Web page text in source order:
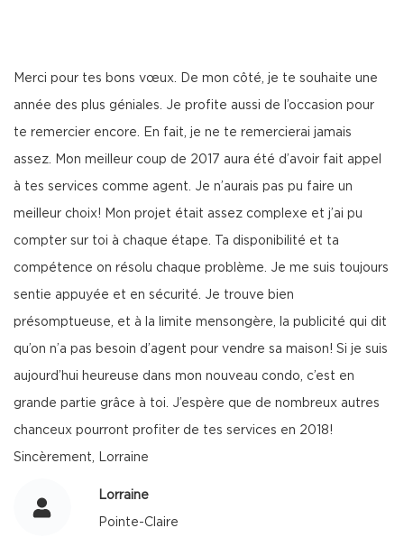
Merci pour tes bons vœux. De mon côté, je te souhaite une
année des plus géniales. Je profite aussi de l’occasion pour
te remercier encore. En fait, je ne te remercierai jamais
assez. Mon meilleur coup de 2017 aura été d’avoir fait appel
à tes services comme agent. Je n’aurais pas pu faire un
meilleur choix! Mon projet était assez complexe et j’ai pu
compter sur toi à chaque étape. Ta disponibilité et ta
compétence on résolu chaque problème. Je me suis toujours
sentie appuyée et en sécurité. Je trouve bien
présomptueuse, et à la limite mensongère, la publicité qui dit
qu’on n’a pas besoin d’agent pour vendre sa maison! Si je suis
aujourd’hui heureuse dans mon nouveau condo, c’est en
grande partie grâce à toi. J’espère que de nombreux autres
chanceux pourront profiter de tes services en 2018!
Sincèrement, Lorraine
Lorraine
Pointe-Claire